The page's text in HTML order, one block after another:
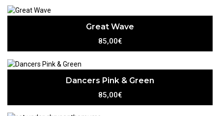
Great Wave
85,00€
Dancers Pink & Green
85,00€